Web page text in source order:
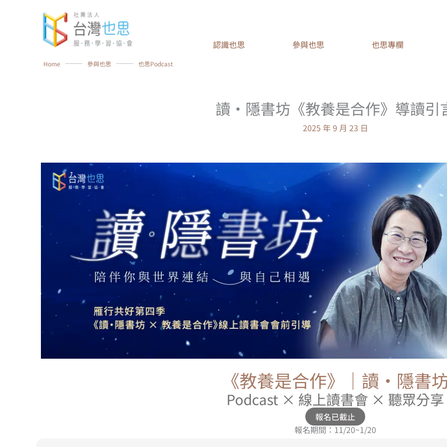
認識也思 參與也思 也思專欄
Home ⸻ 參與也思 ⸻ 也思Podcast
讀·隱書坊《教養是合作》導讀引
2025 年 9 月 23 日
《教養是合作》｜讀·隱書
Podcast × 線上讀書會 × 聽眾分享
報名已截止
報名期間：11/20~1/20